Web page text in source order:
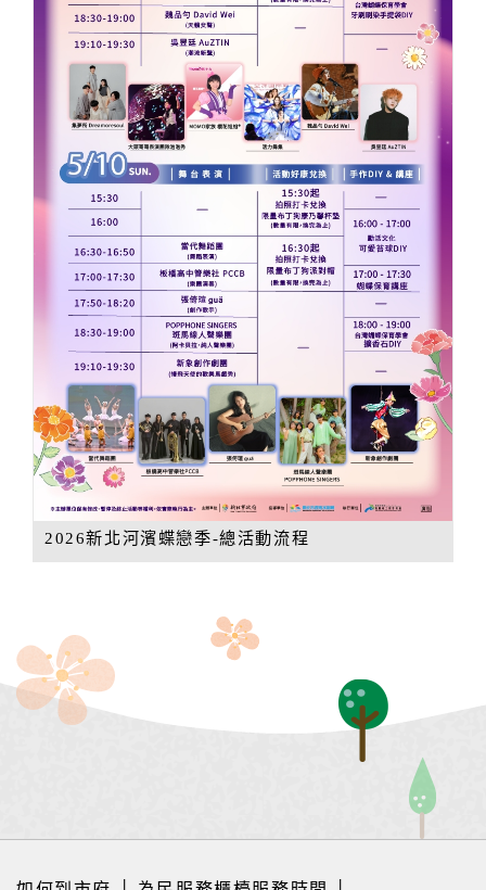
2026新北河濱蝶戀季-總活動流程